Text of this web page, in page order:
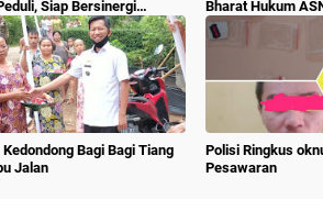
Siap Bersinergi
Pemda & Masyarakat.
Bharat Hukum
Kedondong Bagi Bagi Tiang
Jalan
Polisi Ringkus
Pesawaran